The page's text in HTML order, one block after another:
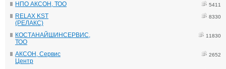
НПО АКСОН, ТОО 5411
RELAX KST
(РЕЛАКС)
8330
КОСТАНАЙШИНСЕРВИС,
ТОО
11830
АКСОН, Сервис
Центр
2652